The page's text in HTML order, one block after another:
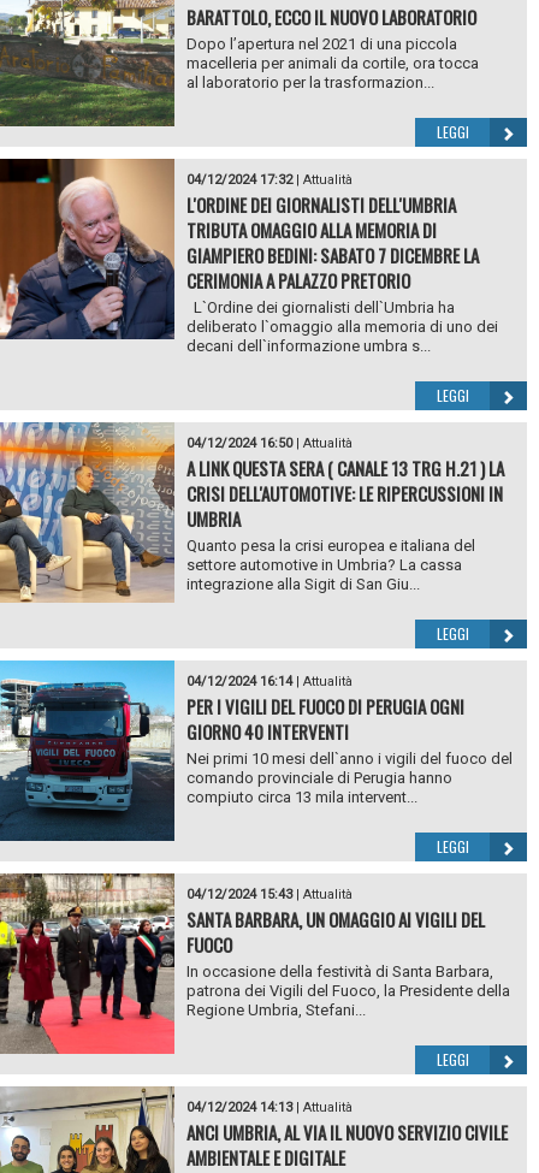
BARATTOLO, ECCO IL NUOVO LABORATORIO
Dopo l’apertura nel 2021 di una piccola
macelleria per animali da cortile, ora tocca
al laboratorio per la trasformazion...
LEGGI
04/12/2024 17:32| Attualità
L'ORDINE DEI GIORNALISTI DELL'UMBRIA
TRIBUTA OMAGGIO ALLA MEMORIA DI
GIAMPIERO BEDINI: SABATO 7 DICEMBRE LA
CERIMONIA A PALAZZO PRETORIO
L`Ordine dei giornalisti dell`Umbria ha
deliberato l`omaggio alla memoria di uno dei
decani dell`informazione umbra s...
LEGGI
04/12/2024 16:50| Attualità
A LINK QUESTA SERA ( CANALE 13 TRG H.21 ) LA
CRISI DELL'AUTOMOTIVE: LE RIPERCUSSIONI IN
UMBRIA
Quanto pesa la crisi europea e italiana del
settore automotive in Umbria? La cassa
integrazione alla Sigit di San Giu...
LEGGI
04/12/2024 16:14| Attualità
PER I VIGILI DEL FUOCO DI PERUGIA OGNI
GIORNO 40 INTERVENTI
Nei primi 10 mesi dell`anno i vigili del fuoco del
comando provinciale di Perugia hanno
compiuto circa 13 mila intervent...
LEGGI
04/12/2024 15:43| Attualità
SANTA BARBARA, UN OMAGGIO AI VIGILI DEL
FUOCO
In occasione della festività di Santa Barbara,
patrona dei Vigili del Fuoco, la Presidente della
Regione Umbria, Stefani...
LEGGI
04/12/2024 14:13| Attualità
ANCI UMBRIA, AL VIA IL NUOVO SERVIZIO CIVILE
AMBIENTALE E DIGITALE